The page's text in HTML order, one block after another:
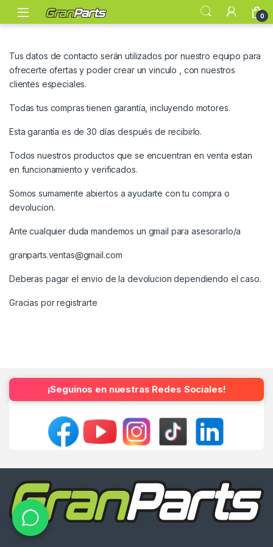
0
Tus datos de contacto serán utilizados por nuestro equipo para
ofrecerte ofertas y poder crear un vinculo , con nuestros
clientes especiales.
Todas tus compras tienen garantía, incluyendo motores.
Esta garantía es de 30 días después de recibirlo.
Todos nuestros productos que se encuentran en venta estan
en funcionamiento y verificados.
Somos sumamente abiertos a ayudarte con tu compra o
devolucion.
Ante cualquier duda mandemos un gmail para asesorarlo/a
granparts.ventas@gmail.com
Deberas pagar el envio de la devolucion dependiendo el caso.
Gracias por registrarte
¡Seguinos en nuestras Redes Sociales!